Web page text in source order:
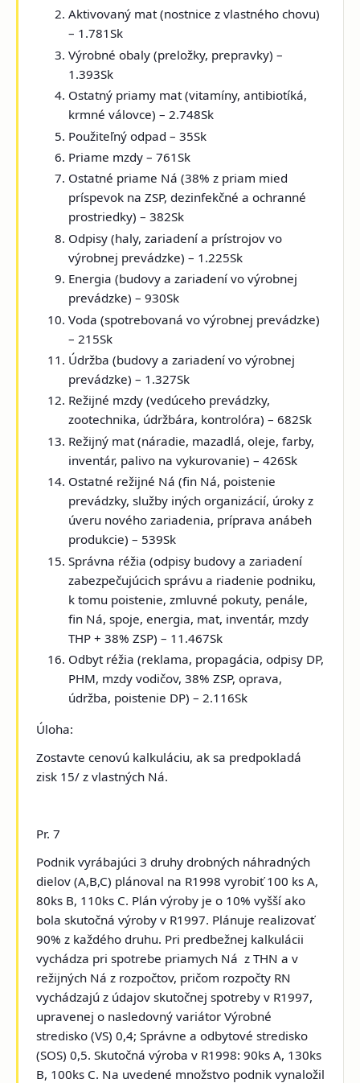
Aktivovaný mat (nostnice z vlastného chovu)
– 1.781Sk
Výrobné obaly (preložky, prepravky) –
1.393Sk
Ostatný priamy mat (vitamíny, antibiotíká,
krmné válovce) – 2.748Sk
Použiteľný odpad – 35Sk
Priame mzdy – 761Sk
Ostatné priame Ná (38% z priam mied
príspevok na ZSP, dezinfekčné a ochranné
prostriedky) – 382Sk
Odpisy (haly, zariadení a prístrojov vo
výrobnej prevádzke) – 1.225Sk
Energia (budovy a zariadení vo výrobnej
prevádzke) – 930Sk
Voda (spotrebovaná vo výrobnej prevádzke)
– 215Sk
Údržba (budovy a zariadení vo výrobnej
prevádzke) – 1.327Sk
Režijné mzdy (vedúceho prevádzky,
zootechnika, údržbára, kontrolóra) – 682Sk
Režijný mat (náradie, mazadlá, oleje, farby,
inventár, palivo na vykurovanie) – 426Sk
Ostatné režijné Ná (fin Ná, poistenie
prevádzky, služby iných organizácií, úroky z
úveru nového zariadenia, príprava anábeh
produkcie) – 539Sk
Správna réžia (odpisy budovy a zariadení
zabezpečujúcich správu a riadenie podniku,
k tomu poistenie, zmluvné pokuty, penále,
fin Ná, spoje, energia, mat, inventár, mzdy
THP + 38% ZSP) – 11.467Sk
Odbyt réžia (reklama, propagácia, odpisy DP,
PHM, mzdy vodičov, 38% ZSP, oprava,
údržba, poistenie DP) – 2.116Sk
Úloha:
Zostavte cenovú kalkuláciu, ak sa predpokladá
zisk 15/ z vlastných Ná.
Pr. 7
Podnik vyrábajúci 3 druhy drobných náhradných
dielov (A,B,C) plánoval na R1998 vyrobiť 100 ks A,
80ks B, 110ks C. Plán výroby je o 10% vyšší ako
bola skutočná výroby v R1997. Plánuje realizovať
90% z každého druhu. Pri predbežnej kalkulácii
vychádza pri spotrebe priamych Ná z THN a v
režijných Ná z rozpočtov, pričom rozpočty RN
vychádzajú z údajov skutočnej spotreby v R1997,
upravenej o nasledovný variátor Výrobné
stredisko (VS) 0,4; Správne a odbytové stredisko
(SOS) 0,5. Skutočná výroba v R1998: 90ks A, 130ks
B, 100ks C. Na uvedené množstvo podnik vynaložil